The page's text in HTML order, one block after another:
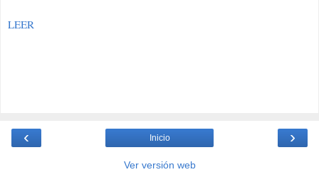
LEER
‹ ›
Inicio
Ver versión web